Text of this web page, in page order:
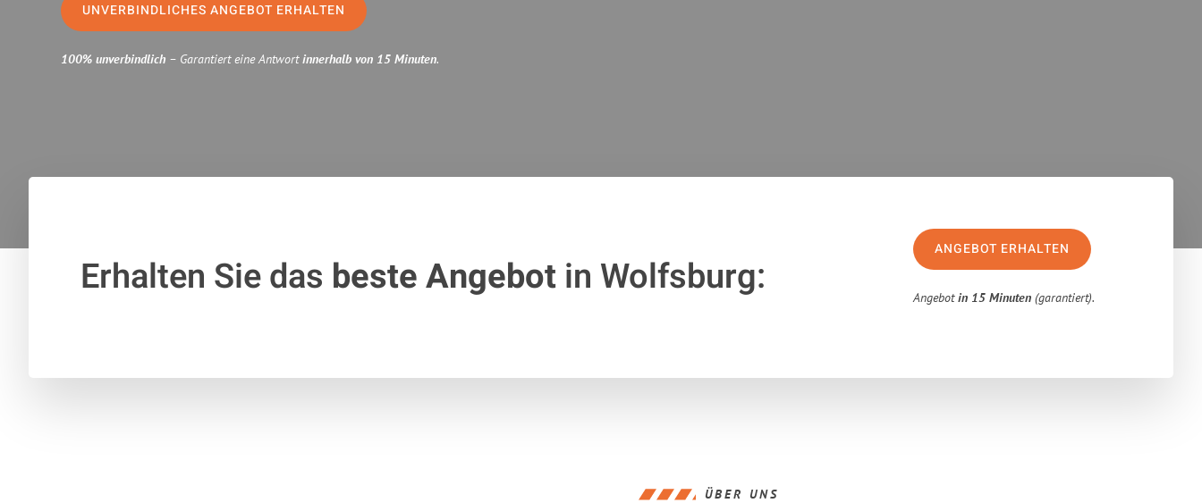
UNVERBINDLICHES ANGEBOT ERHALTEN
100% unverbindlich – Garantiert eine Antwortinnerhalb von 15 Minuten.
Erhalten Sie das beste Angebotin Wolfsburg:
ANGEBOT ERHALTEN
Angebotin 15 Minuten (garantiert).
ÜBER UNS